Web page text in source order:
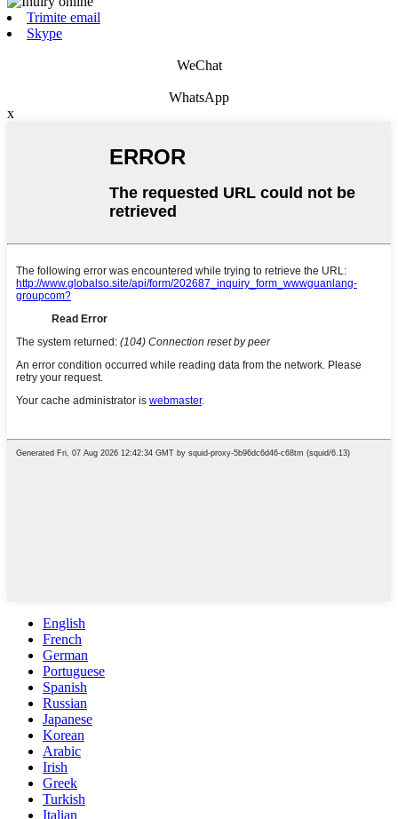
Trimite email
Skype
WeChat
WhatsApp
x
English
French
German
Portuguese
Spanish
Russian
Japanese
Korean
Arabic
Irish
Greek
Turkish
Italian